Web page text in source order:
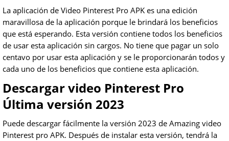
La aplicación de Video Pinterest Pro APK es una edición
maravillosa de la aplicación porque le brindará los beneficios
que está esperando. Esta versión contiene todos los beneficios
de usar esta aplicación sin cargos. No tiene que pagar un solo
centavo por usar esta aplicación y se le proporcionarán todos y
cada uno de los beneficios que contiene esta aplicación.
Descargar video Pinterest Pro
Última versión 2023
Puede descargar fácilmente la versión 2023 de Amazing video
Pinterest pro APK. Después de instalar esta versión, tendrá la